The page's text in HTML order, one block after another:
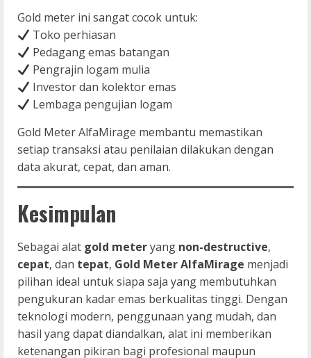
Gold meter ini sangat cocok untuk:
Toko perhiasan
Pedagang emas batangan
Pengrajin logam mulia
Investor dan kolektor emas
Lembaga pengujian logam
Gold Meter AlfaMirage membantu memastikan
setiap transaksi atau penilaian dilakukan dengan
data akurat, cepat, dan aman.
Kesimpulan
Sebagai alat gold meteryang non-destructive,
cepat, dan tepat, Gold Meter AlfaMirage menjadi
pilihan ideal untuk siapa saja yang membutuhkan
pengukuran kadar emas berkualitas tinggi. Dengan
teknologi modern, penggunaan yang mudah, dan
hasil yang dapat diandalkan, alat ini memberikan
ketenangan pikiran bagi profesional maupun